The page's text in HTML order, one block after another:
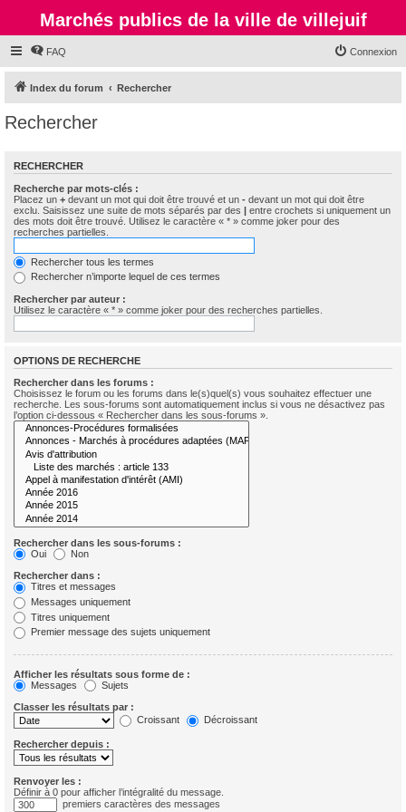
Marchés publics de la ville de villejuif
FAQ Connexion
Index du forum Rechercher
Rechercher
RECHERCHER
Recherche par mots-clés :
Placez un + devant un mot qui doit être trouvé et un - devant un mot qui doit être
exclu. Saisissez une suite de mots séparés par des | entre crochets si uniquement un
des mots doit être trouvé. Utilisez le caractère « * » comme joker pour des
recherches partielles.
Rechercher tous les termes
Rechercher n’importe lequel de ces termes
Rechercher par auteur :
Utilisez le caractère « * » comme joker pour des recherches partielles.
OPTIONS DE RECHERCHE
Rechercher dans les forums :
Choisissez le forum ou les forums dans le(s)quel(s) vous souhaitez effectuer une
recherche. Les sous-forums sont automatiquement inclus si vous ne désactivez pas
l’option ci-dessous « Rechercher dans les sous-forums ».
Rechercher dans les sous-forums :
Oui
Non
Rechercher dans :
Titres et messages
Messages uniquement
Titres uniquement
Premier message des sujets uniquement
Afficher les résultats sous forme de :
Messages
Sujets
Classer les résultats par :
Croissant
Décroissant
Rechercher depuis :
Renvoyer les :
Définir à 0 pour afficher l’intégralité du message.
premiers caractères des messages